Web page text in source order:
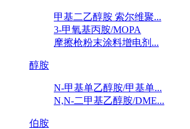
甲基二乙醇胺 索尔维聚...
3-甲氧基丙胺/MOPA
摩擦枪粉末涂料增电剂...
醇胺
N-甲基单乙醇胺/甲基单...
N,N-二甲基乙醇胺/DME...
伯胺